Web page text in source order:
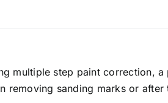
multiple step paint correction, a
removing sanding marks or after